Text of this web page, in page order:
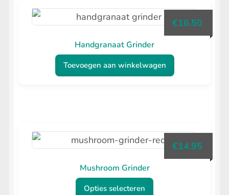
Handgranaat Grinder
€16.50
Toevoegen aan winkelwagen
Mushroom Grinder
€14.95
Opties selecteren